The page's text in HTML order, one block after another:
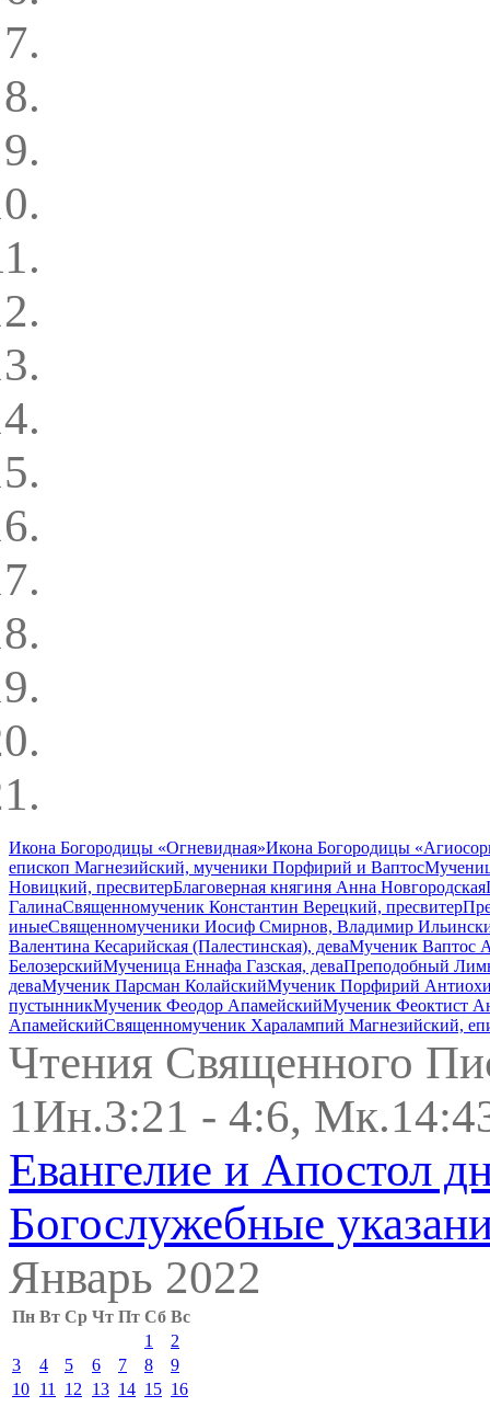
Икона Богородицы «Огневидная»Икона Богородицы
епископ Магнезийский, мученики Порфирий и Ваптос
Новицкий, пресвитерБлаговерная княгиня Анна Новгородская
ГалинаСвященномученик Константин Верецкий, пресвитер
иныеСвященномученики Иосиф Смирнов, Владимир
Валентина Кесарийская (Палестинская), деваМученик Ваптос
БелозерскийМученица Еннафа Газская, деваПреподобный
деваМученик Парсман КолайскийМученик Порфирий
пустынникМученик Феодор АпамейскийМученик Феоктист
АпамейскийСвященномученик Харалампий Магнезийский,
Чтения Священного
1Ин.3:21 - 4:6,
Евангелие и Апостол
Богослужебные
Январь 2022
Пн Вт Ср Чт Пт Сб Вс
1
2
3
4 5 6 7 8
9
10 11 12 13 14 15 16